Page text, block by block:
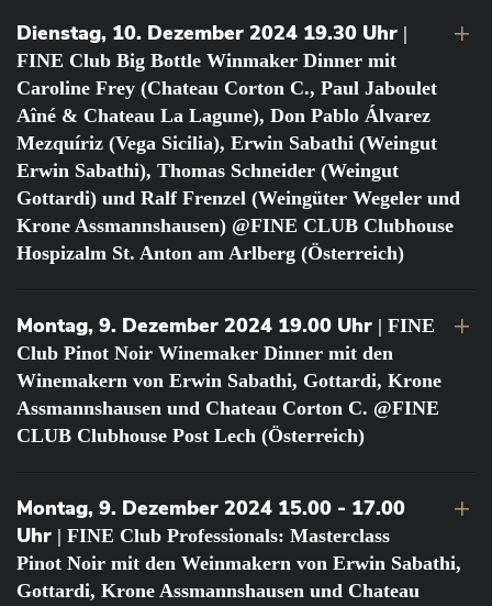
Dienstag, 10. Dezember 2024 19.30 Uhr |
FINE Club Big Bottle Winmaker Dinner mit
Caroline Frey (Chateau Corton C., Paul Jaboulet
Aîné & Chateau La Lagune), Don Pablo Álvarez
Mezquíriz (Vega Sicilia), Erwin Sabathi (Weingut
Erwin Sabathi), Thomas Schneider (Weingut
Gottardi) und Ralf Frenzel (Weingüter Wegeler und
Krone Assmannshausen) @FINE CLUB Clubhouse
Hospizalm St. Anton am Arlberg (Österreich)
Montag, 9. Dezember 2024 19.00 Uhr | FINE
Club Pinot Noir Winemaker Dinner mit den
Winemakern von Erwin Sabathi, Gottardi, Krone
Assmannshausen und Chateau Corton C. @FINE
CLUB Clubhouse Post Lech (Österreich)
Montag, 9. Dezember 2024 15.00 - 17.00
Uhr | FINE Club Professionals: Masterclass
Pinot Noir mit den Weinmakern von Erwin Sabathi,
Gottardi, Krone Assmannshausen und Chateau